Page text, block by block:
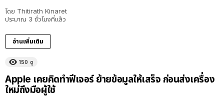
โดย Thitirath Kinaret
ประมาณ 3 ชั่วโมงที่แล้ว
อ่านเพิ่มเติม
150 ดู
Apple เคยคิดทำฟีเจอร์ ย้ายข้อมูลให้เสร็จ ก่อนส่งเครื่อง
ใหม่ถึงมือผู้ใช้